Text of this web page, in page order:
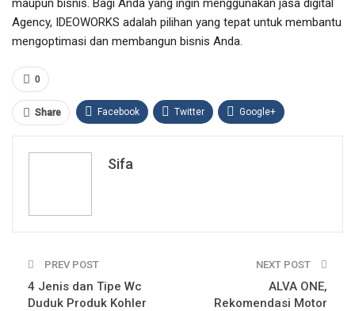
maupun bisnis. Bagi Anda yang ingin menggunakan jasa digital
Agency, IDEOWORKS adalah pilihan yang tepat untuk membantu
mengoptimasi dan membangun bisnis Anda.
0
Share Facebook Twitter Google+
Sifa
PREV POST
4 Jenis dan Tipe Wc
Duduk Produk Kohler
NEXT POST
ALVA ONE,
Rekomendasi Motor